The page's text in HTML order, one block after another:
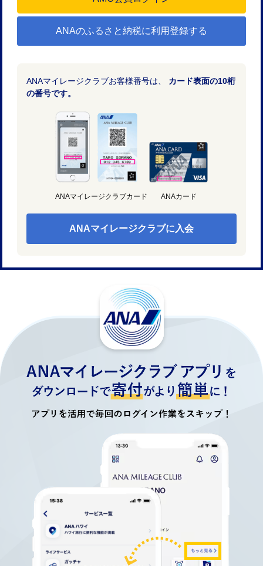
ANAのふるさと納税に利用登録する
ANAマイレージクラブお客様番号は、 カード表面の10桁
の番号です。
ANAマイレージクラブカード ANAカード
ANAマイレージクラブに入会